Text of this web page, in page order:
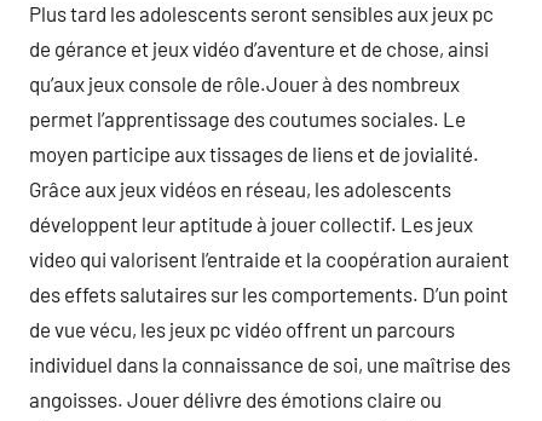
Plus tard les adolescents seront sensibles aux jeux pc
de gérance et jeux vidéo d’aventure et de chose, ainsi
qu’aux jeux console de rôle.Jouer à des nombreux
permet l’apprentissage des coutumes sociales. Le
moyen participe aux tissages de liens et de jovialité.
Grâce aux jeux vidéos en réseau, les adolescents
développent leur aptitude à jouer collectif. Les jeux
video qui valorisent l’entraide et la coopération auraient
des effets salutaires sur les comportements. D’un point
de vue vécu, les jeux pc vidéo offrent un parcours
individuel dans la connaissance de soi, une maîtrise des
angoisses. Jouer délivre des émotions claire ou